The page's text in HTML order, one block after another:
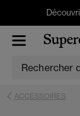
ACCESSOIRES